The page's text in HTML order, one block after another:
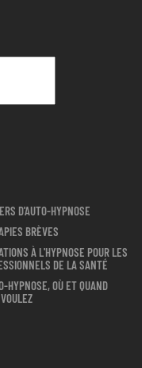
D'AUTO-HYPNOSE
BRÈVES
À L'HYPNOSE POUR LES
DE LA SANTÉ
HYPNOSE, OÙ ET QUAND